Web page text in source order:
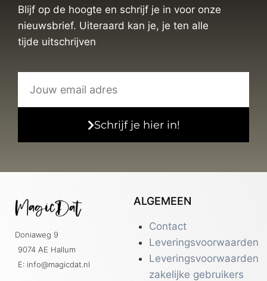
Blijf op de hoogte en schrijf je in voor onze
nieuwsbrief. Uiteraard kan je, je ten alle
tijde uitschrijven
Schrijf je hier in!
Doniaweg 9
9074 AE Hallum
E: info@magicdat.nl
ALGEMEEN
Contact
Leveringsvoorwaarden
Leveringsvoorwaarden
zakelijke gebruikers